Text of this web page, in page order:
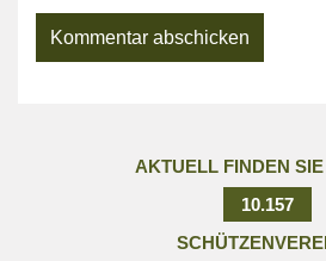
AKTUELL FINDEN
10.157